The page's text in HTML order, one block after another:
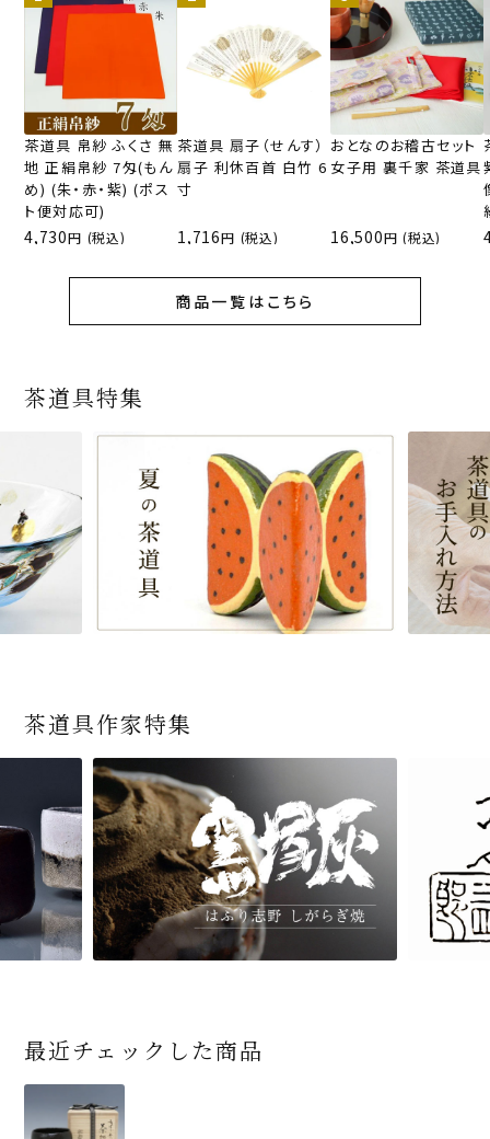
茶道具 帛紗 ふくさ 無
地 正絹帛紗 7匁(もん
め) (朱・赤・紫) (ポス
ト便対応可)
4,730 (税込)
茶道具 扇子（せんす）
扇子 利休百首 白竹 6
寸
1,716 (税込)
おとなのお稽古セット
女子用 裏千家 茶道具
16,500 (税込)
商品一覧はこちら
茶道具特集
茶道具作家特集
最近チェックした商品